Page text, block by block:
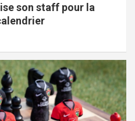
son staff pour la